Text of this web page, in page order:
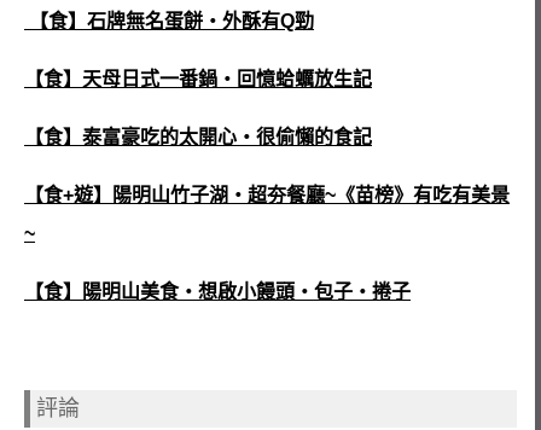
【食】石牌無名蛋餅‧外酥有Q勁
【食】天母日式一番鍋‧回憶蛤蠣放生記
【食】泰富豪吃的太開心‧很偷懶的食記
【食+遊】陽明山竹子湖‧超夯餐廳~《苗榜》有吃有美景
~
【食】陽明山美食‧想啟小饅頭‧包子‧捲子
評論